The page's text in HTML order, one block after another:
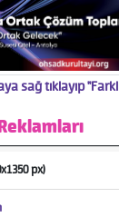
sağ tıklayıp
px)